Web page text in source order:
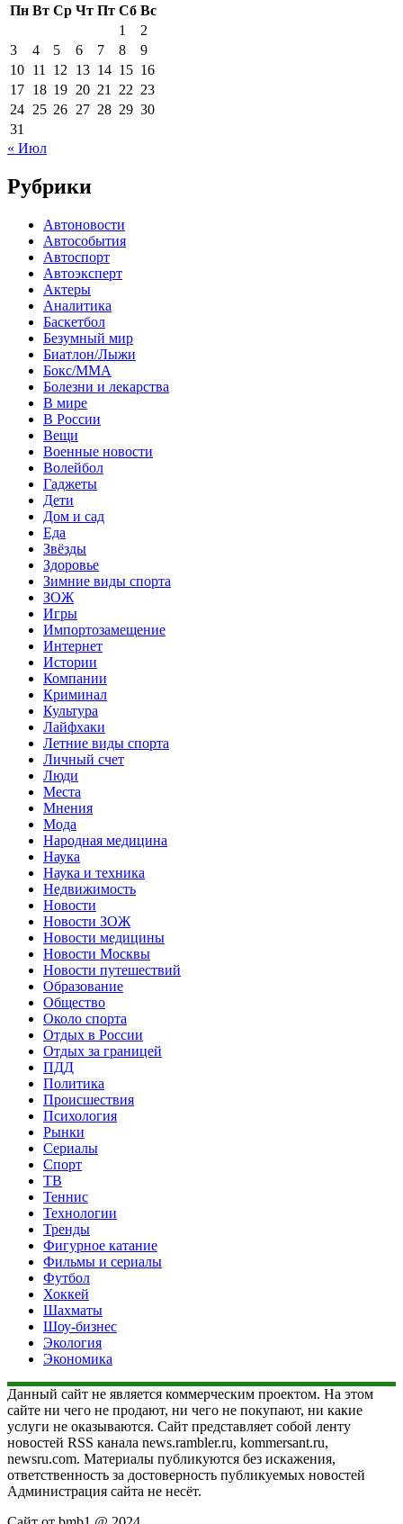
Пн Вт Ср Чт Пт Сб Вс
1
2
3
4 5 6 7 8
9
10 11 12 13 14 15 16
17 18 19 20 21 22 23
24 25 26 27 28 29 30
31
« Июл
Рубрики
Автоновости
Автособытия
Автоспорт
Автоэксперт
Актеры
Аналитика
Баскетбол
Безумный мир
Биатлон/Лыжи
Бокс/MMA
Болезни и лекарства
В мире
В России
Вещи
Военные новости
Волейбол
Гаджеты
Дети
Дом и сад
Еда
Звёзды
Здоровье
Зимние виды спорта
ЗОЖ
Игры
Импортозамещение
Интернет
Истории
Компании
Криминал
Культура
Лайфхаки
Летние виды спорта
Личный счет
Люди
Места
Мнения
Мода
Народная медицина
Наука
Наука и техника
Недвижимость
Новости
Новости ЗОЖ
Новости медицины
Новости Москвы
Новости путешествий
Образование
Общество
Около спорта
Отдых в России
Отдых за границей
ПДД
Политика
Происшествия
Психология
Рынки
Сериалы
Спорт
ТВ
Теннис
Технологии
Тренды
Фигурное катание
Фильмы и сериалы
Футбол
Хоккей
Шахматы
Шоу-бизнес
Экология
Экономика
Данный сайт не является коммерческим проектом. На этом
сайте ни чего не продают, ни чего не покупают, ни какие
услуги не оказываются. Сайт представляет собой ленту
новостей RSS канала news.rambler.ru, kommersant.ru,
newsru.com. Материалы публикуются без искажения,
ответственность за достоверность публикуемых новостей
Администрация сайта не несёт.